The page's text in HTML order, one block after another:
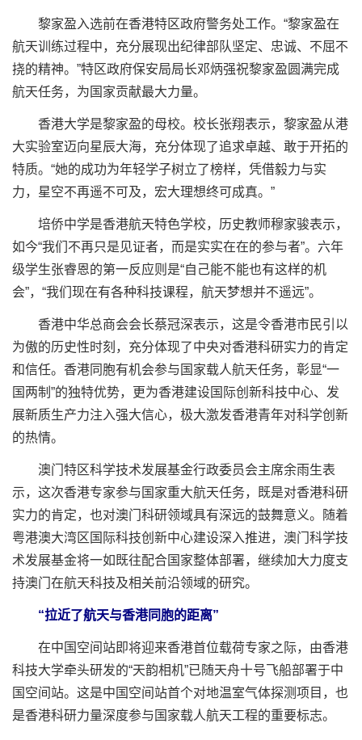
黎家盈入选前在香港特区政府警务处工作。“黎家盈在
航天训练过程中，充分展现出纪律部队坚定、忠诚、不屈不
挠的精神。”特区政府保安局局长邓炳强祝黎家盈圆满完成
航天任务，为国家贡献最大力量。
香港大学是黎家盈的母校。校长张翔表示，黎家盈从港
大实验室迈向星辰大海，充分体现了追求卓越、敢于开拓的
特质。“她的成功为年轻学子树立了榜样，凭借毅力与实
力，星空不再遥不可及，宏大理想终可成真。”
培侨中学是香港航天特色学校，历史教师穆家骏表示，
如今“我们不再只是见证者，而是实实在在的参与者”。六年
级学生张睿恩的第一反应则是“自己能不能也有这样的机
会”，“我们现在有各种科技课程，航天梦想并不遥远”。
香港中华总商会会长蔡冠深表示，这是令香港市民引以
为傲的历史性时刻，充分体现了中央对香港科研实力的肯定
和信任。香港同胞有机会参与国家载人航天任务，彰显“一
国两制”的独特优势，更为香港建设国际创新科技中心、发
展新质生产力注入强大信心，极大激发香港青年对科学创新
的热情。
澳门特区科学技术发展基金行政委员会主席余雨生表
示，这次香港专家参与国家重大航天任务，既是对香港科研
实力的肯定，也对澳门科研领域具有深远的鼓舞意义。随着
粤港澳大湾区国际科技创新中心建设深入推进，澳门科学技
术发展基金将一如既往配合国家整体部署，继续加大力度支
持澳门在航天科技及相关前沿领域的研究。
“拉近了航天与香港同胞的距离”
在中国空间站即将迎来香港首位载荷专家之际，由香港
科技大学牵头研发的“天韵相机”已随天舟十号飞船部署于中
国空间站。这是中国空间站首个对地温室气体探测项目，也
是香港科研力量深度参与国家载人航天工程的重要标志。